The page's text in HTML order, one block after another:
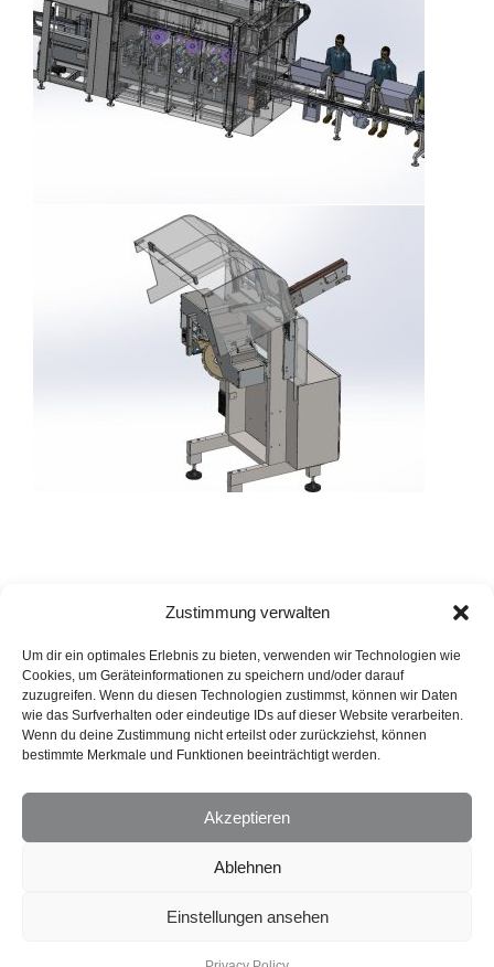
Zustimmung verwalten
Um dir ein optimales Erlebnis zu bieten, verwenden wir Technologien wie
Cookies, um Geräteinformationen zu speichern und/oder darauf
zuzugreifen. Wenn du diesen Technologien zustimmst, können wir Daten
wie das Surfverhalten oder eindeutige IDs auf dieser Website verarbeiten.
Wenn du deine Zustimmung nicht erteilst oder zurückziehst, können
bestimmte Merkmale und Funktionen beeinträchtigt werden.
Akzeptieren
Ablehnen
Einstellungen ansehen
PREVIOUS NEXT
Privacy Policy